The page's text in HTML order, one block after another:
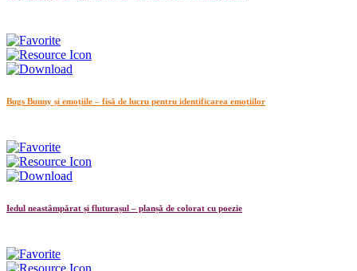
Bugs Bunny și emoțiile – fisă de lucru pentru identificarea emoțiilor
Iedul neastâmpărat și fluturașul – planșă de colorat cu poezie